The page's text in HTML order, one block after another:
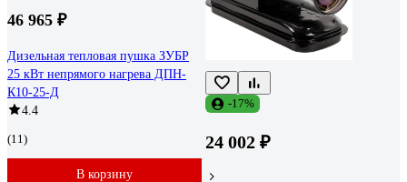
46 965 ₽
Дизельная тепловая пушка ЗУБР
25 кВт непрямого нагрева ДПН-
К10-25-Д
4.4
(11)
В корзину
-17%
24 002 ₽